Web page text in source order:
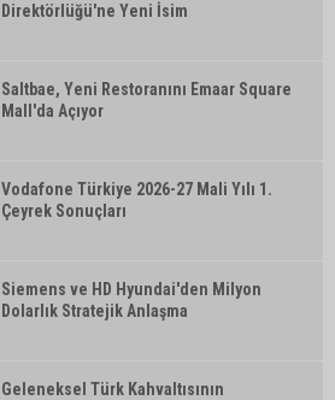
Direktörlüğü'ne Yeni İsim
Saltbae, Yeni Restoranını Emaar Square
Mall'da Açıyor
Vodafone Türkiye 2026-27 Mali Yılı 1.
Çeyrek Sonuçları
Siemens ve HD Hyundai'den Milyon
Dolarlık Stratejik Anlaşma
Geleneksel Türk Kahvaltısının